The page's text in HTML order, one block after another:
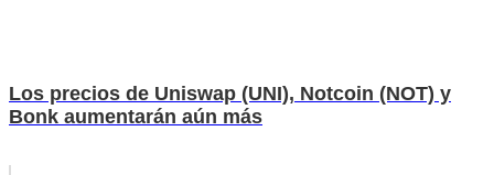
Los precios de Uniswap (UNI), Notcoin (NOT) y
Bonk aumentarán aún más